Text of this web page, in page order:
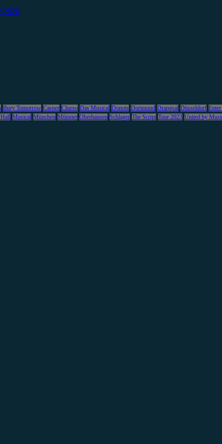
Bury Tomorrow Casper Clueso Das Musical Donots Dortmund Drangsal Düsseldorf
Musical München Münster Oberhausen Schlager The Script Tour 2023 United by